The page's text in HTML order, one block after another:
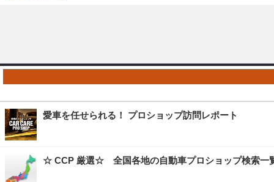
愛車を任せられる！ プロショップ訪問レポート
☆ CCP 厳選☆ 全国各地の自動車プロショップ検索一